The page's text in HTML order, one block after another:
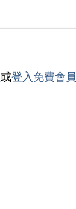
或登入免費會員